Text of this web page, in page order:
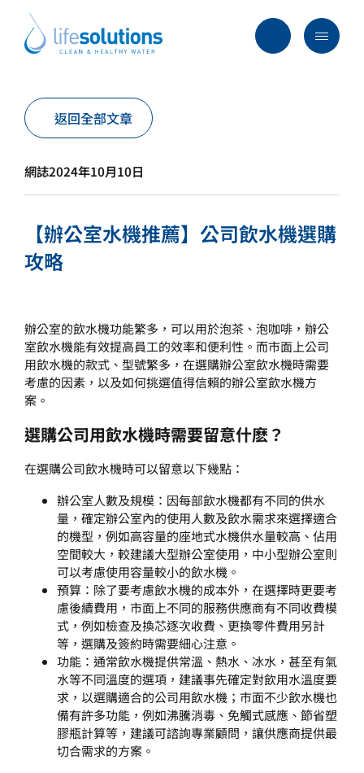
content
香
港
Menu
行業及方案
主要服務
所有產品
最新資訊
常見問題
返回全部文章
網誌2024年10月10日
【辦公室水機推薦】公司飲水機選購
攻略
辦公室的飲水機功能繁多，可以用於泡茶、泡咖啡，辦公
室飲水機能有效提高員工的效率和便利性。而市面上公司
用飲水機的款式、型號繁多，在選購辦公室飲水機時需要
考慮的因素，以及如何挑選值得信賴的辦公室飲水機方
案。
選購公司用飲水機時需要留意什麽？
在選購公司飲水機時可以留意以下幾點：
辦公室人數及規模：因每部飲水機都有不同的供水
量，確定辦公室內的使用人數及飲水需求來選擇適合
的機型，例如高容量的座地式水機供水量較高、佔用
空間較大，較建議大型辦公室使用，中小型辦公室則
可以考慮使用容量較小的飲水機。
預算：除了要考慮飲水機的成本外，在選擇時更要考
慮後續費用，市面上不同的服務供應商有不同收費模
式，例如檢查及換芯逐次收費、更換零件費用另計
等，選購及簽約時需要細心注意。
功能：通常飲水機提供常溫、熱水、冰水，甚至有氣
水等不同溫度的選項，建議事先確定對飲用水溫度要
求，以選購適合的公司用飲水機；市面不少飲水機也
備有許多功能，例如沸騰消毒、免觸式感應、節省塑
膠瓶計算等，建議可諮詢專業顧問，讓供應商提供最
切合需求的方案。